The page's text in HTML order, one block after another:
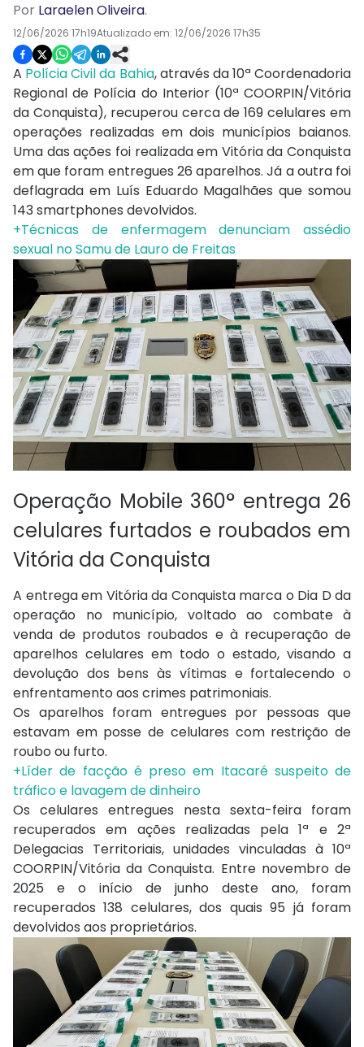
Por Laraelen Oliveira.
12/06/2026 17h19Atualizado em: 12/06/2026 17h35
A Polícia Civil da Bahia, através da 10ª Coordenadoria
Regional de Polícia do Interior (10ª COORPIN/Vitória
da Conquista), recuperou cerca de 169 celulares em
operações realizadas em dois municípios baianos.
Uma das ações foi realizada em Vitória da Conquista
em que foram entregues 26 aparelhos. Já a outra foi
deflagrada em Luís Eduardo Magalhães que somou
143 smartphones devolvidos.
+Técnicas de enfermagem denunciam assédio
sexual no Samu de Lauro de Freitas
Operação Mobile 360° entrega 26
celulares furtados e roubados em
Vitória da Conquista
A entrega em Vitória da Conquista marca o Dia D da
operação no município, voltado ao combate à
venda de produtos roubados e à recuperação de
aparelhos celulares em todo o estado, visando a
devolução dos bens às vítimas e fortalecendo o
enfrentamento aos crimes patrimoniais.
Os aparelhos foram entregues por pessoas que
estavam em posse de celulares com restrição de
roubo ou furto.
+Líder de facção é preso em Itacaré suspeito de
tráfico e lavagem de dinheiro
Os celulares entregues nesta sexta-feira foram
recuperados em ações realizadas pela 1ª e 2ª
Delegacias Territoriais, unidades vinculadas à 10ª
COORPIN/Vitória da Conquista. Entre novembro de
2025 e o início de junho deste ano, foram
recuperados 138 celulares, dos quais 95 já foram
devolvidos aos proprietários.